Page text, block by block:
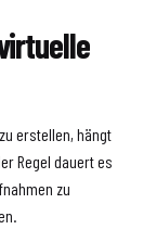
erstellen, hängt
Regel dauert es
zu